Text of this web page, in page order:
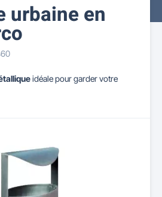
urbaine en
idéale pour garder votre